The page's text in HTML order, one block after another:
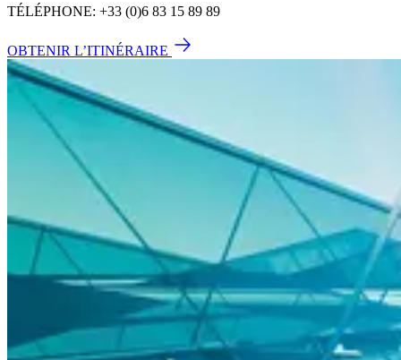
TÉLÉPHONE: +33 (0)6 83 15 89 89
OBTENIR L’ITINÉRAIRE